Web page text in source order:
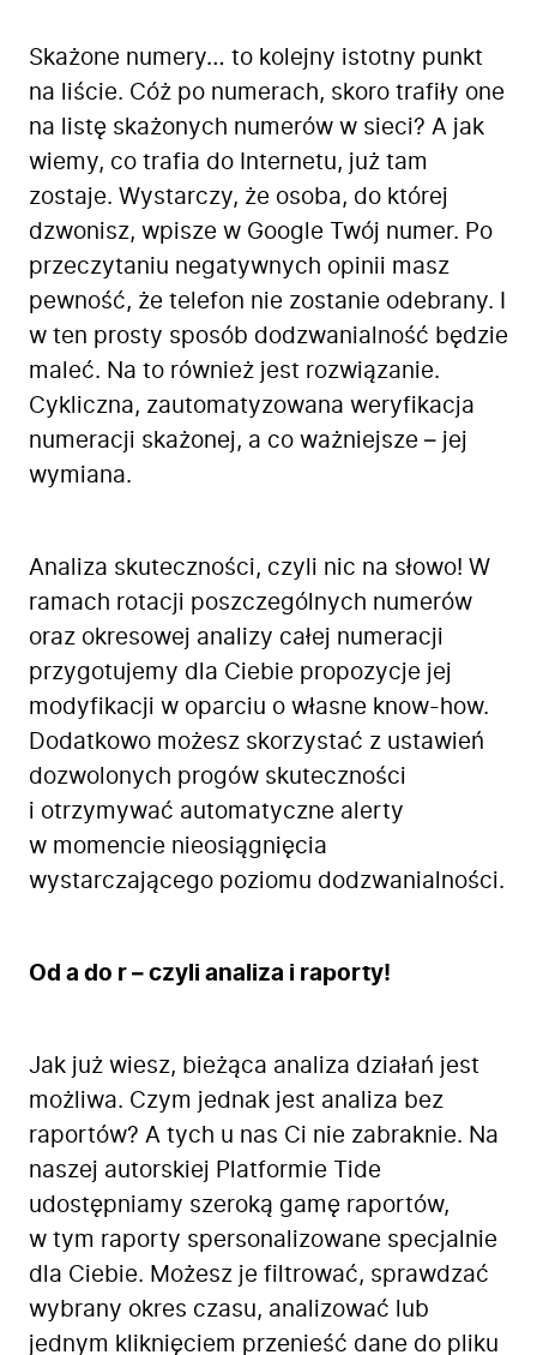
Zastosowanie
Bezpieczeństwo
Blog
Kontakt
Skażone numery… to kolejny istotny punkt
na liście. Cóż po numerach, skoro trafiły one
na listę skażonych numerów w sieci? A jak
wiemy, co trafia do Internetu, już tam
zostaje. Wystarczy, że osoba, do której
dzwonisz, wpisze w Google Twój numer. Po
przeczytaniu negatywnych opinii masz
pewność, że telefon nie zostanie odebrany. I
w ten prosty sposób dodzwanialność będzie
maleć. Na to również jest rozwiązanie.
Cykliczna, zautomatyzowana weryfikacja
numeracji skażonej, a co ważniejsze – jej
wymiana.
Analiza skuteczności, czyli nic na słowo! W
ramach rotacji poszczególnych numerów
oraz okresowej analizy całej numeracji
przygotujemy dla Ciebie propozycje jej
modyfikacji w oparciu o własne know-how.
Dodatkowo możesz skorzystać z ustawień
dozwolonych progów skuteczności
i otrzymywać automatyczne alerty
w momencie nieosiągnięcia
wystarczającego poziomu dodzwanialności.
Od a do r – czyli analiza i raporty!
Jak już wiesz, bieżąca analiza działań jest
możliwa. Czym jednak jest analiza bez
raportów? A tych u nas Ci nie zabraknie. Na
naszej autorskiej Platformie Tide
udostępniamy szeroką gamę raportów,
w tym raporty spersonalizowane specjalnie
dla Ciebie. Możesz je filtrować, sprawdzać
wybrany okres czasu, analizować lub
jednym kliknięciem przenieść dane do pliku